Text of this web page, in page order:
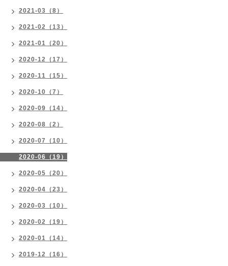
2021-03（8）
2021-02（13）
2021-01（20）
2020-12（17）
2020-11（15）
2020-10（7）
2020-09（14）
2020-08（2）
2020-07（10）
2020-06（19）
2020-05（20）
2020-04（23）
2020-03（10）
2020-02（19）
2020-01（14）
2019-12（16）